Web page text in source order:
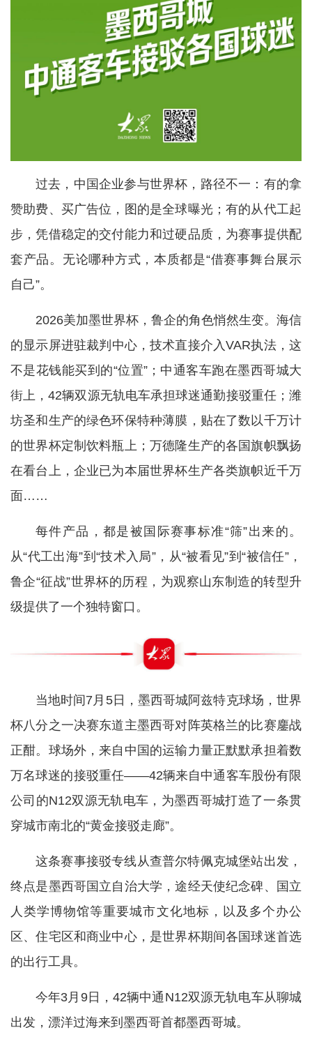
过去，中国企业参与世界杯，路径不一：有的拿
赞助费、买广告位，图的是全球曝光；有的从代工起
步，凭借稳定的交付能力和过硬品质，为赛事提供配
套产品。无论哪种方式，本质都是“借赛事舞台展示
自己”。
2026美加墨世界杯，鲁企的角色悄然生变。海信
的显示屏进驻裁判中心，技术直接介入VAR执法，这
不是花钱能买到的“位置”；中通客车跑在墨西哥城大
街上，42辆双源无轨电车承担球迷通勤接驳重任；潍
坊圣和生产的绿色环保特种薄膜，贴在了数以千万计
的世界杯定制饮料瓶上；万德隆生产的各国旗帜飘扬
在看台上，企业已为本届世界杯生产各类旗帜近千万
面……
每件产品，都是被国际赛事标准“筛”出来的。
从“代工出海”到“技术入局”，从“被看见”到“被信任”，
鲁企“征战”世界杯的历程，为观察山东制造的转型升
级提供了一个独特窗口。
当地时间7月5日，墨西哥城阿兹特克球场，世界
杯八分之一决赛东道主墨西哥对阵英格兰的比赛鏖战
正酣。球场外，来自中国的运输力量正默默承担着数
万名球迷的接驳重任——42辆来自中通客车股份有限
公司的N12双源无轨电车，为墨西哥城打造了一条贯
穿城市南北的“黄金接驳走廊”。
这条赛事接驳专线从查普尔特佩克城堡站出发，
终点是墨西哥国立自治大学，途经天使纪念碑、国立
人类学博物馆等重要城市文化地标，以及多个办公
区、住宅区和商业中心，是世界杯期间各国球迷首选
的出行工具。
今年3月9日，42辆中通N12双源无轨电车从聊城
出发，漂洋过海来到墨西哥首都墨西哥城。